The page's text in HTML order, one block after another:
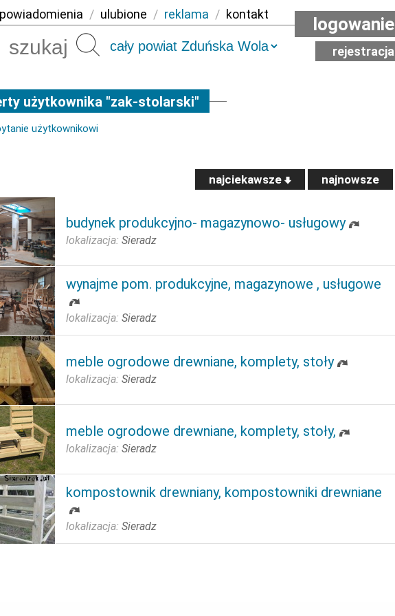
powiadomienia / ulubione / reklama / kontakt
Szukaj
logowanie
rejestracja
użytkownika "zak-stolarski"
użytkownikowi
najciekawsze najnowsze
budynek produkcyjno- magazynowo- usługowy
lokalizacja: Sieradz
wynajme pom. produkcyjne, magazynowe , usługowe
lokalizacja: Sieradz
meble ogrodowe drewniane, komplety, stoły
lokalizacja: Sieradz
meble ogrodowe drewniane, komplety, stoły,
lokalizacja: Sieradz
kompostownik drewniany, kompostowniki drewniane
lokalizacja: Sieradz